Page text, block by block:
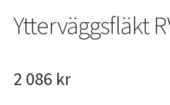
Ytterväggsfläkt
2 086 kr